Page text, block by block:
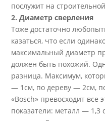
послужит на
2. Диаметр сверления
Тоже достаточно
казаться, что если
максимальный диаметр
должен быть похожий.
разница. Максимум,
— 1см, по дереву — 2см,
«Bosch» превосходит все
показатели: металл —